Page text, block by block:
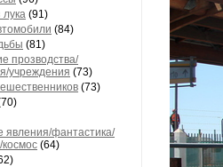
лука (91)
(84)
(81)
прозводства/
учреждения (73)
(73)
явления/фантастика/
(64)